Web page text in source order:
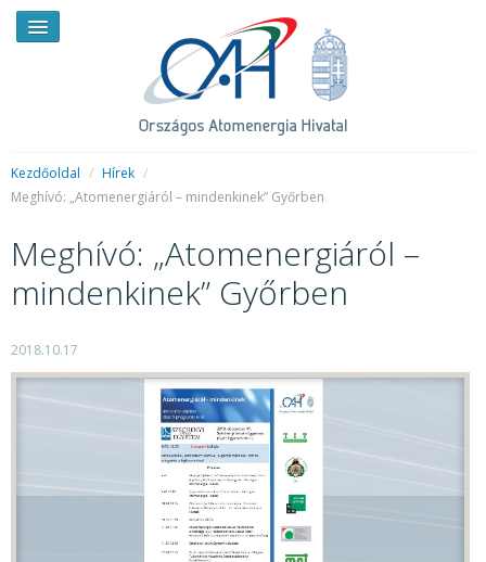
RENDKÍVÜLI HÍREK
HIRDETMÉNYEK
KÖZÉRDEKŰ ADATOK
JOGI SZABÁLYOZÁS, ÚTMUTATÓK
Kezdőoldal / Hírek /
Meghívó: „Atomenergiáról – mindenkinek” Győrben
Meghívó: „Atomenergiáról –
mindenkinek” Győrben
2018.10.17